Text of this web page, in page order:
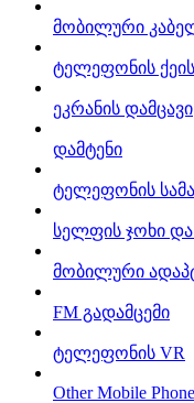
მობილური
ტელეფონის
ეკრანის დამცავი
დამტენი
ტელეფონის
სელფის ჯოხი
მობილური
FM გადამცემი
ტელეფონის VR
Other Mobile